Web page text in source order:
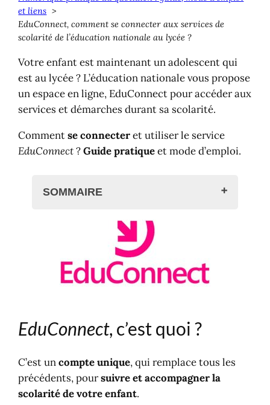
et liens
EduConnect, comment se connecter aux services de
scolarité de l’éducation nationale au lycée ?
Votre enfant est maintenant un adolescent qui
est au lycée ? L’éducation nationale vous propose
un espace en ligne, EduConnect pour accéder aux
services et démarches durant sa scolarité.
Commentse connecteret utiliser le service
EduConnect?Guide pratiqueet mode d’emploi.
SOMMAIRE
EduConnect, c'est quoi ?
Educonnect en résumé :
Se connecter à EduConnect ?
Valider votre compte
Educonnect, étape par étape
Contact de l'établissement
Le portail EduConnect
EduConnect, c’est quoi ?
C’est uncompte unique, qui remplace tous les
précédents, poursuivre et accompagner la
scolarité de votre enfant.